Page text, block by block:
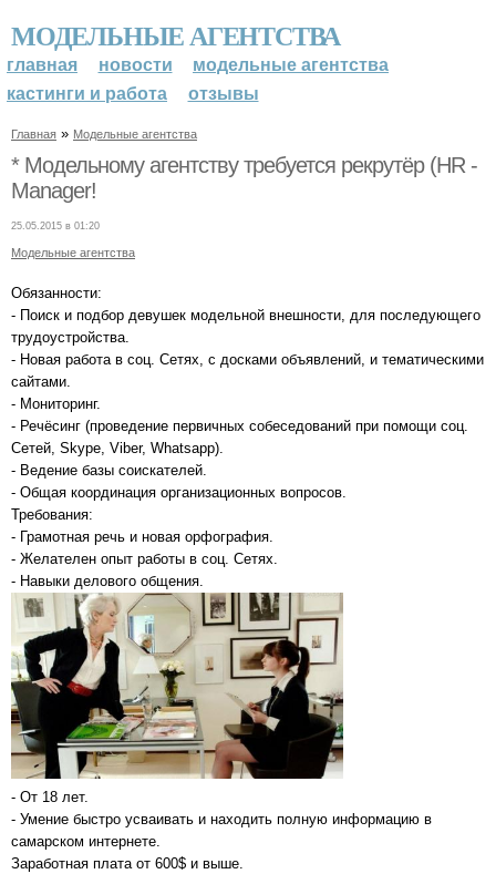
МОДЕЛЬНЫЕ АГЕНТСТВА
главная новости
модельные агентства
кастинги и работа
отзывы
Главная » Модельные агентства
* Модельному агентству требуется рекрутёр (HR -
Manager!
25.05.2015 в 01:20
Модельные агентства
Обязанности:
- Поиск и подбор девушек модельной внешности, для последующего
трудоустройства.
- Новая работа в соц. Сетях, с досками объявлений, и тематическими
сайтами.
- Мониторинг.
- Речёсинг (проведение первичных собеседований при помощи соц.
Сетей, Skype, Viber, Whatsapp).
- Ведение базы соискателей.
- Общая координация организационных вопросов.
Требования:
- Грамотная речь и новая орфография.
- Желателен опыт работы в соц. Сетях.
- Навыки делового общения.
- От 18 лет.
- Умение быстро усваивать и находить полную информацию в
самарском интернете.
Заработная плата от 600$ и выше.